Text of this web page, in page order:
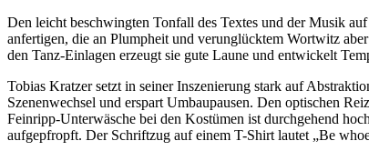
Den leicht beschwingten Tonfall des Textes und der Musik
anfertigen, die an Plumpheit und verunglücktem Wortwitz
den Tanz-Einlagen erzeugt sie gute Laune und entwickelt
Tobias Kratzer setzt in seiner Inszenierung stark auf
Szenenwechsel und erspart Umbaupausen. Den optischen
Feinripp-Unterwäsche bei den Kostümen ist durchgehend
aufgepfropft. Der Schriftzug auf einem T-Shirt lautet „Be